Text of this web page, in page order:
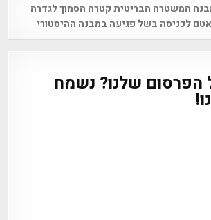
המשטרה הבריטית קטרה הסמוך לגדרה
לכניסה בשל פגיעה במבנה ההיסטורי
שלנו? נשמח